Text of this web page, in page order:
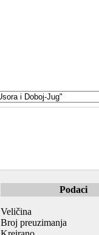
Podaci
Veličina
Broj preuzimanja